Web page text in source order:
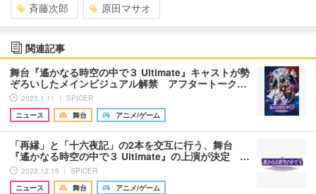
斉藤次郎 原田マサオ
関連記事
舞台『遙かなる時空の中で３ Ultimate』キャストが勢
ぞろいしたメインビジュアル解禁 アフタートーク…
2023.1.11 ｜ SPICER
ニュース
舞台 アニメ/ゲーム
「再縁」と「十六夜記」の2本を交互に行う、舞台
『遙かなる時空の中で３ Ultimate』の上演が決定 …
2022.12.15 ｜ SPICER
ニュース
舞台 アニメ/ゲーム